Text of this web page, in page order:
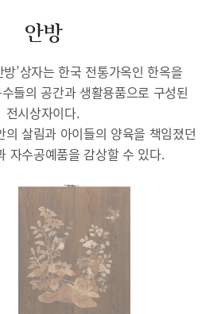
안방
’상자는 한국 전통가옥인 한옥을
들의 공간과 생활용품으로 구성된
전시상자이다.
살림과 아이들의 양육을 책임졌던
자수공예품을 감상할 수 있다.